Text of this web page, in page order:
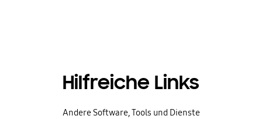
Hilfreiche Links
Andere Software, Tools und Dienste